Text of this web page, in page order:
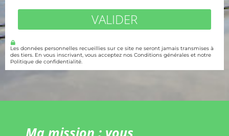
VALIDER
Les données personnelles recueillies sur ce site ne seront jamais transmises à
des tiers. En vous inscrivant, vous acceptez nos Conditions générales et notre
Politique de confidentialité.
Ma mission : vous